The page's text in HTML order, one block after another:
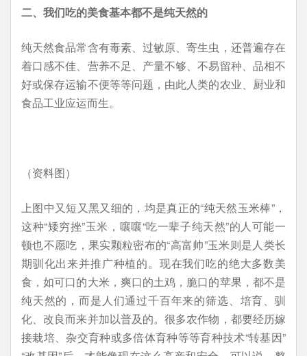
二、我们吃的美食基本都不是纯天然的
纯天然食品常含有毒素、过敏原、寄生虫，还普遍存在
着口感不佳、营养不足、产量不够、不易留种、品相不
好或保存运输不便等等问题，由此人类的农业、厨业和
食品工业应运而生。
（资料图）
上图中又短又黑又细的，均是真正的“纯天然玉米棒”，
这种“矮穷挫”玉米，嚷嚷“吃一辈子纯天然”的人可能一
顿也不愿吃，果实颗粒密布的“高富帅”玉米则是人类长
期驯化出来并推广种植的。现在我们吃的绝大多数美
食，如可口的大米，爽口的土鸡，脆口的苹果，都不是
纯天然的，而是人们通过千百年来的筛选、培育、驯
化、改良而来并加以普及的。很多农作物，都要经历嫁
接栽培、杂交育种或多倍体育种等等育种技术“转基因”